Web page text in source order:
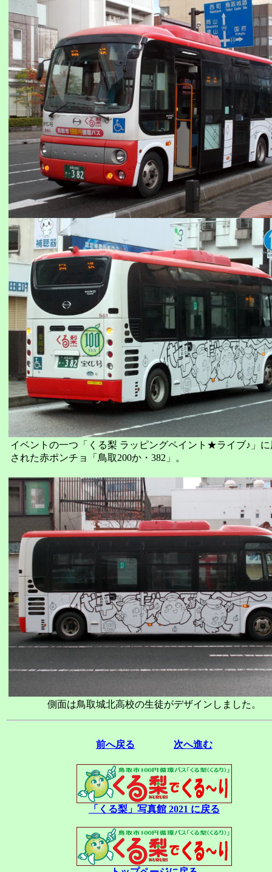
イベントの一つ「くる梨 ラッピングペイント★ライブ♪」に
された赤ポンチョ「鳥取200か・382」。
側面は鳥取城北高校の生徒がデザインしました。
前へ戻る 次へ進む
「くる梨」写真館 2021 に戻る